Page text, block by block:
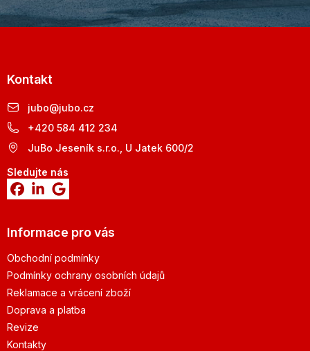
Kontakt
jubo@jubo.cz
+420 584 412 234
JuBo Jeseník s.r.o., U Jatek 600/2
Sledujte nás
Informace pro vás
Obchodní podmínky
Podmínky ochrany osobních údajů
Reklamace a vrácení zboží
Doprava a platba
Revize
Kontakty